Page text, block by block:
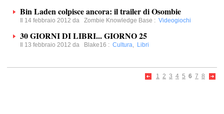
Bin Laden colpisce ancora: il trailer di Osombie
Il 14 febbraio 2012 da Zombie Knowledge Base : Videogiochi
30 GIORNI DI LIBRI... GIORNO 25
Il 13 febbraio 2012 da Blake16 : Cultura, Libri
1 2 3 4 5 6 7 8